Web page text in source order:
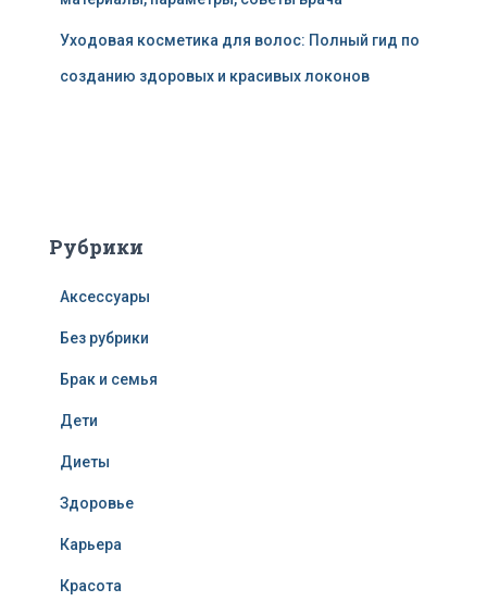
Уходовая косметика для волос: Полный гид по
созданию здоровых и красивых локонов
Рубрики
Аксессуары
Без рубрики
Брак и семья
Дети
Диеты
Здоровье
Карьера
Красота